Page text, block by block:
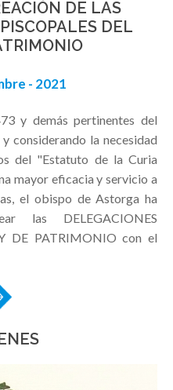
DE LAS
DEL
- 2021
y demás pertinentes del
considerando la necesidad
del "Estatuto de la Curia
mayor eficacia y servicio a
el obispo de Astorga ha
las DELEGACIONES
Y DE PATRIMONIO con el